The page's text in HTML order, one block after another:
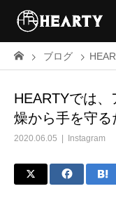
ブログ
HEARTYでは
燥から手を守る
2020.06.05 Instagram